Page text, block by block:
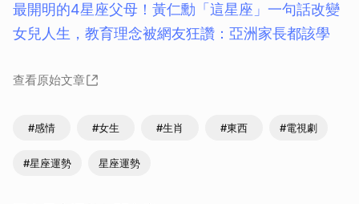
最開明的4星座父母！黃仁勳「這星座」一句話改變
女兒人生，教育理念被網友狂讚：亞洲家長都該學
查看原始文章
#感情 #女生 #生肖 #東西 #電視劇
#星座運勢 星座運勢